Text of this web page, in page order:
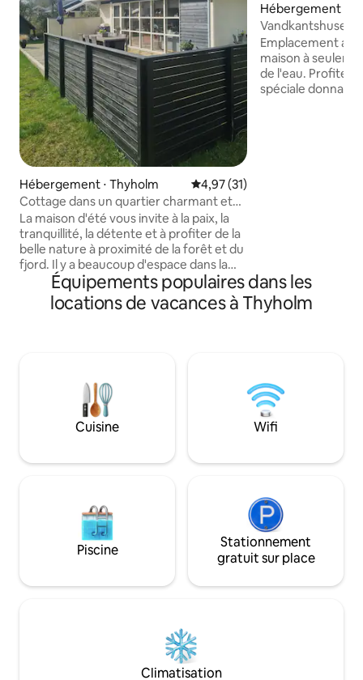
Hébergement ⋅ Thyholm Évaluation moyenne sur la
4,97 (31)
Cottage dans un quartier charmant et
calme.
La maison d'été vous invite à la paix, la
tranquillité, la détente et à profiter de la
belle nature à proximité de la forêt et du
fjord. Il y a beaucoup d'espace dans la
maison, car le salon et la cuisine forment
une grande pièce avec 2 belles
chambres attenantes et une nouvelle
de chaleur dans le salon Il y a aussi
beaucoup d'espace pour les activités de
plein air avec le confort dans l'abri et le
plaisir du feu de camp sur la place devant
des jeux.
Hébergement ⋅
Vandkantshuset
Emplacement
maison à
de l'eau. Profitez
spéciale donnant sur
Attention ! !
REMOUS
Équipements populaires dans les
locations de vacances à Thyholm
Cuisine Wifi
Piscine
Stationnement
gratuit sur place
Climatisation